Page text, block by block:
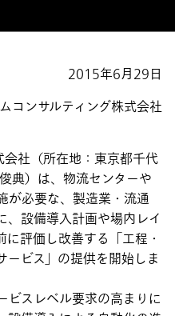
2015年6月29日
コンサルティング株式会社
会社（所在地：東京都千代
典）は、物流センターや
が必要な、製造業・流通
、設備導入計画や場内レイ
評価し改善する「工程・
ービス」の提供を開始しま
ビスレベル要求の高まりに